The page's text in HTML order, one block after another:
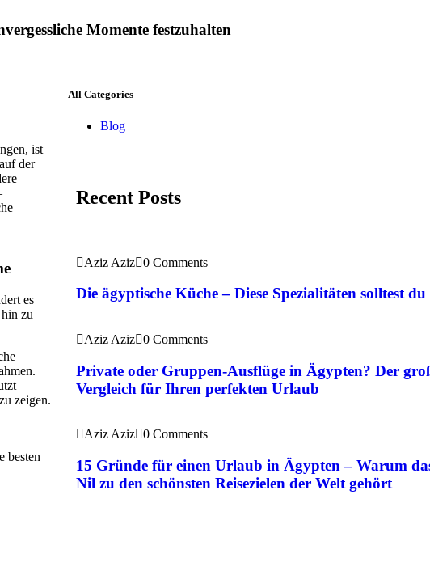
Momente festzuhalten
ist
der
es
zu
zeigen.
besten
All Categories
Blog
Recent Posts
Aziz Aziz 0 Comments
Die ägyptische Küche – Diese Spezialitäten solltest
Aziz Aziz 0 Comments
Private oder Gruppen-Ausflüge in Ägypten? Der
Vergleich für Ihren perfekten Urlaub
Aziz Aziz 0 Comments
15 Gründe für einen Urlaub in Ägypten – Warum
Nil zu den schönsten Reisezielen der Welt gehört